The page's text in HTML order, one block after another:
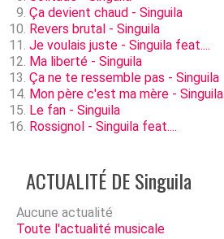
Ça devient chaud - Singuila
Revers brutal - Singuila
Je voulais juste - Singuila feat....
Ma liberté - Singuila
Ça ne te ressemble pas - Singuila
Mon père c'est ma mère - Singuila
Le fan - Singuila
Rossignol - Singuila feat....
ACTUALITÉ DE Singuila
Aucune actualité
Toute l'actualité musicale